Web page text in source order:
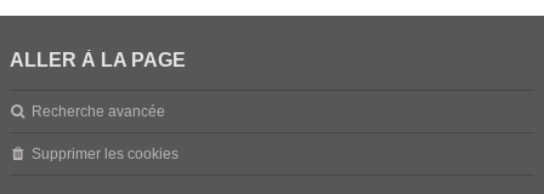
ALLER À LA PAGE
Recherche avancée
Supprimer les cookies